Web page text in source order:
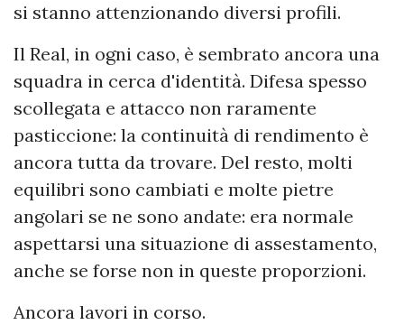
si stanno attenzionando diversi profili.
Il Real, in ogni caso, è sembrato ancora una
squadra in cerca d'identità. Difesa spesso
scollegata e attacco non raramente
pasticcione: la continuità di rendimento è
ancora tutta da trovare. Del resto, molti
equilibri sono cambiati e molte pietre
angolari se ne sono andate: era normale
aspettarsi una situazione di assestamento,
anche se forse non in queste proporzioni.
Ancora lavori in corso.